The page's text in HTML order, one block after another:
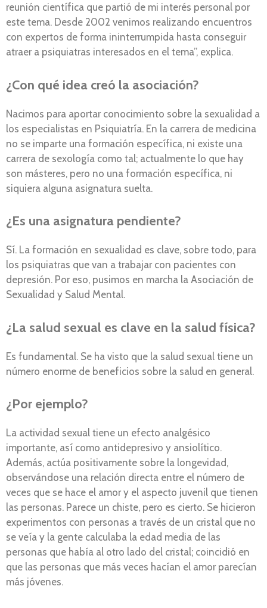
reunión científica que partió de mi interés personal por
este tema. Desde 2002 venimos realizando encuentros
con expertos de forma ininterrumpida hasta conseguir
atraer a psiquiatras interesados en el tema”, explica.
¿Con qué idea creó la asociación?
Nacimos para aportar conocimiento sobre la sexualidad a
los especialistas en Psiquiatría. En la carrera de medicina
no se imparte una formación específica, ni existe una
carrera de sexología como tal; actualmente lo que hay
son másteres, pero no una formación específica, ni
siquiera alguna asignatura suelta.
¿Es una asignatura pendiente?
Sí. La formación en sexualidad es clave, sobre todo, para
los psiquiatras que van a trabajar con pacientes con
depresión. Por eso, pusimos en marcha la Asociación de
Sexualidad y Salud Mental.
¿La salud sexual es clave en la salud física?
Es fundamental. Se ha visto que la salud sexual tiene un
número enorme de beneficios sobre la salud en general.
¿Por ejemplo?
La actividad sexual tiene un efecto analgésico
importante, así como antidepresivo y ansiolítico.
Además, actúa positivamente sobre la longevidad,
observándose una relación directa entre el número de
veces que se hace el amor y el aspecto juvenil que tienen
las personas. Parece un chiste, pero es cierto. Se hicieron
experimentos con personas a través de un cristal que no
se veía y la gente calculaba la edad media de las
personas que había al otro lado del cristal; coincidió en
que las personas que más veces hacían el amor parecían
más jóvenes.